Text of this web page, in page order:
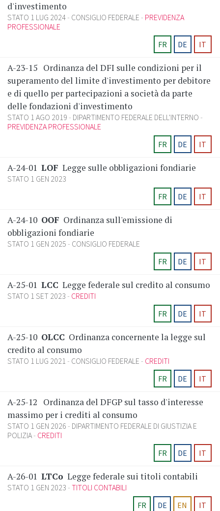
d'investimento
STATO 1 LUG 2024 CONSIGLIO FEDERALE
PREVIDENZA
PROFESSIONALE
FR
DE IT
A-23-15 Ordinanza del DFI sulle condizioni per il
superamento del limite d'investimento per debitore
e di quello per partecipazioni a società da parte
delle fondazioni d'investimento
STATO 1 AGO 2019
DIPARTIMENTO FEDERALE DELL'INTERNO
PREVIDENZA PROFESSIONALE
FR
DE IT
A-24-01 LOF Legge sulle obbligazioni fondiarie
STATO 1 GEN 2023
FR
DE IT
A-24-10 OOF Ordinanza sull'emissione di
obbligazioni fondiarie
STATO 1 GEN 2025
CONSIGLIO FEDERALE
FR
DE IT
A-25-01 LCC Legge federale sul credito al consumo
STATO 1 SET 2023
CREDITI
FR
DE IT
A-25-10 OLCC Ordinanza concernente la legge sul
credito al consumo
STATO 1 LUG 2021 CONSIGLIO FEDERALE
CREDITI
FR
DE IT
A-25-12
Ordinanza del DFGP sul tasso d'interesse
massimo per i crediti al consumo
STATO 1 GEN 2026
DIPARTIMENTO FEDERALE DI GIUSTIZIA E
POLIZIA CREDITI
FR
DE IT
A-26-01 LTCo Legge federale sui titoli contabili
STATO 1 GEN 2023 TITOLI CONTABILI
FR
DE EN IT